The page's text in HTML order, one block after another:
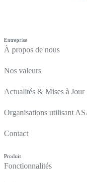
Entreprise
À propos de nous
Nos valeurs
Actualités & Mises à Jour
Organisations utilisant
Contact
Produit
Fonctionnalités